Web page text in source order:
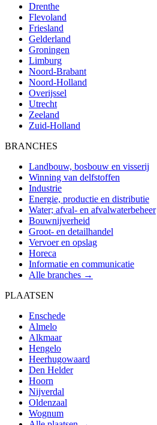
Drenthe
Flevoland
Friesland
Gelderland
Groningen
Limburg
Noord-Brabant
Noord-Holland
Overijssel
Utrecht
Zeeland
Zuid-Holland
BRANCHES
Landbouw, bosbouw en visserij
Winning van delfstoffen
Industrie
Energie, productie en distributie
Water; afval- en afvalwaterbeheer
Bouwnijverheid
Groot- en detailhandel
Vervoer en opslag
Horeca
Informatie en communicatie
Alle branches →
PLAATSEN
Enschede
Almelo
Alkmaar
Hengelo
Heerhugowaard
Den Helder
Hoorn
Nijverdal
Oldenzaal
Wognum